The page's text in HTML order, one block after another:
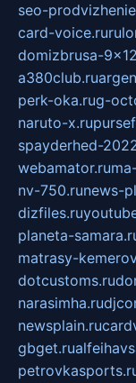
seo-
card-voice.ru
domizbrusa-
a380club.ru
perk-oka.rug-
naruto-x.ru
spayderhed-
webamator.ru
nv-750.runews-
dizfiles.ru
planeta-
matrasy-
dotcustoms.ru
narasimha.ru
newsplain.ru
gbget.ru